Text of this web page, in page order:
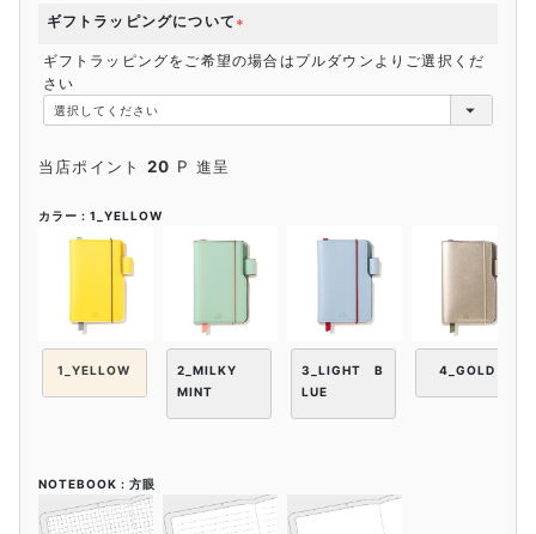
ギフトラッピングについて
須
)
ギフトラッピングをご希望の場合はプルダウンよりご選択くだ
さい
当店ポイント 20 P 進呈
カラー 1_YELLOW
1_YELLOW
2_MILKY
MINT
3_LIGHT B
LUE
4_GOLD
NOTEBOOK 方眼